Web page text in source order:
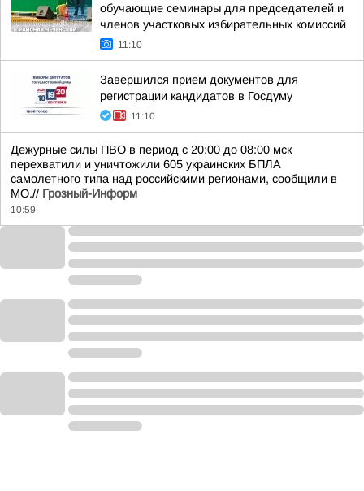
обучающие семинары для председателей и
членов участковых избирательных комиссий
11:10
Завершился прием документов для
регистрации кандидатов в Госдуму
11:10
Дежурные силы ПВО в период с 20:00 до 08:00 мск
перехватили и уничтожили 605 украинских БПЛА
самолетного типа над российскими регионами, сообщили в
МО.// Грозный-Информ
10:59